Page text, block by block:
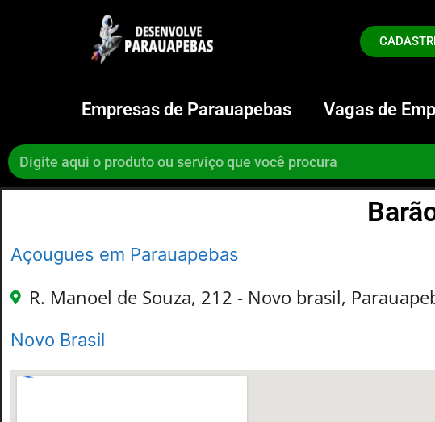
Empresas de Parauapebas Vagas de
Açougues em Parauapebas
R. Manoel de Souza, 212 - Novo brasil,
Novo Brasil